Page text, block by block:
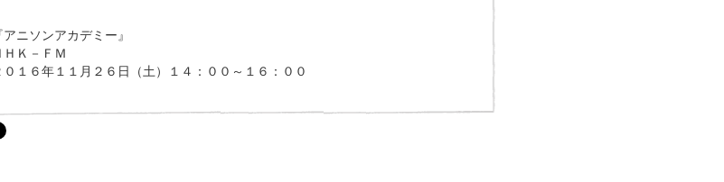
ニソンアカデミー』
Ｋ－ＦＭ
０１６年１１月２６日（土）１４：００～１６：００